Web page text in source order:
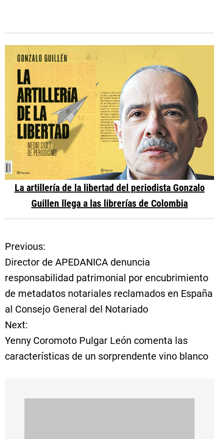
La artillería de la libertad del periodista Gonzalo
Guillen llega a las librerías de Colombia
N
a
v
e
g
c
i
Previous:
Director de APEDANICA denuncia
responsabilidad patrimonial por encubrimiento
de metadatos notariales reclamados en España
al Consejo General del Notariado
Next:
Yenny Coromoto Pulgar León comenta las
características de un sorprendente vino blanco